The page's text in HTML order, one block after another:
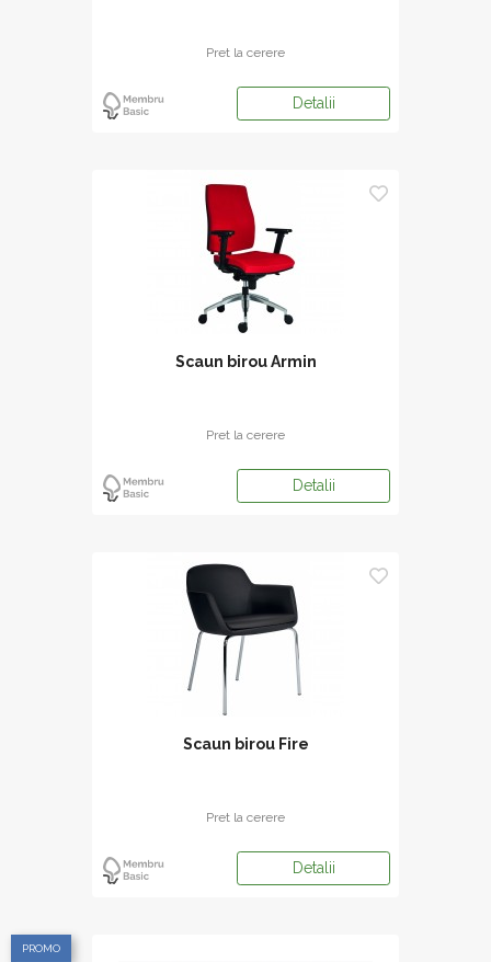
Pret la cerere
Detalii
Scaun birou Armin
Pret la cerere
Detalii
Scaun birou Fire
Pret la cerere
Detalii
PROMO